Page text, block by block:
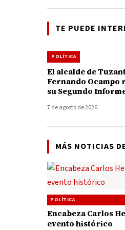
TE PUEDE
POLÍTICA
El alcalde de
Fernando Ocampo
su Segundo
caminos, obras,
7 de agosto de 2026
MÁS NOTICIAS
POLÍTICA
Encabeza Carlos
evento histórico